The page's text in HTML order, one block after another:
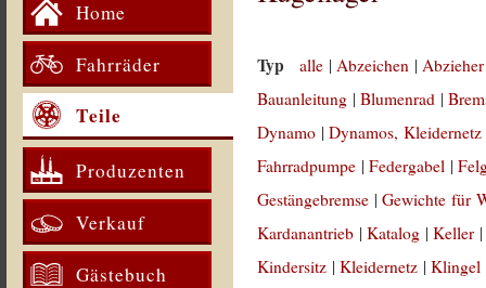
Home
Fahrräder
Teile
Produzenten
Verkauf
Gästebuch
Typ alle |Abzeichen |
Bauanleitung |Blumenrad |
Dynamo |Dynamos, Kleidernetz
Fahrradpumpe |Federgabel |
Gestängebremse |Gewichte für
Kardanantrieb |Katalog |Keller
Kindersitz |Kleidernetz |Klingel